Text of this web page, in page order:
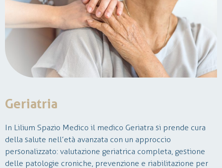
Geriatria
In Lilium Spazio Medico il medico Geriatra si prende cura
della salute nell’età avanzata con un approccio
personalizzato: valutazione geriatrica completa, gestione
delle patologie croniche, prevenzione e riabilitazione per
La neurochirurgia è una disciplina medico-chirurgica che si
occupa della diagnosi e del trattamento delle patologie a